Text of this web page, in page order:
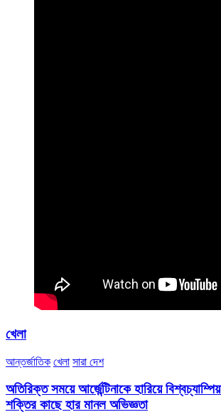
খেলা
আন্তর্জাতিক খেলা সারা দেশ
অতিরিক্ত সময়ে আর্জেন্টিনাকে হারিয়ে
শক্তির কাছে হার মানল অভিজ্ঞতা